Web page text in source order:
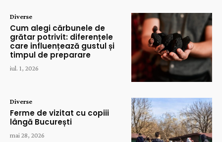
Diverse
Cum alegi cărbunele de
grătar potrivit: diferențele
care influențează gustul și
timpul de preparare
iul. 1, 2026
Diverse
Ferme de vizitat cu copiii
lângă București
mai 28, 2026